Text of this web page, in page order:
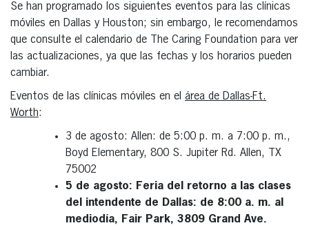
Se han programado los siguientes eventos para las clínicas
móviles en Dallas y Houston; sin embargo, le recomendamos
que consulte el calendario de The Caring Foundation para ver
las actualizaciones, ya que las fechas y los horarios pueden
cambiar.
Eventos de las clínicas móviles en el área de Dallas-Ft.
Worth:
3 de agosto: Allen: de 5:00 p. m. a 7:00 p. m.,
Boyd Elementary, 800 S. Jupiter Rd. Allen, TX
75002
5 de agosto: Feria del retorno a las clases
del intendente de Dallas: de 8:00 a. m. al
mediodía, Fair Park, 3809 Grand Ave.